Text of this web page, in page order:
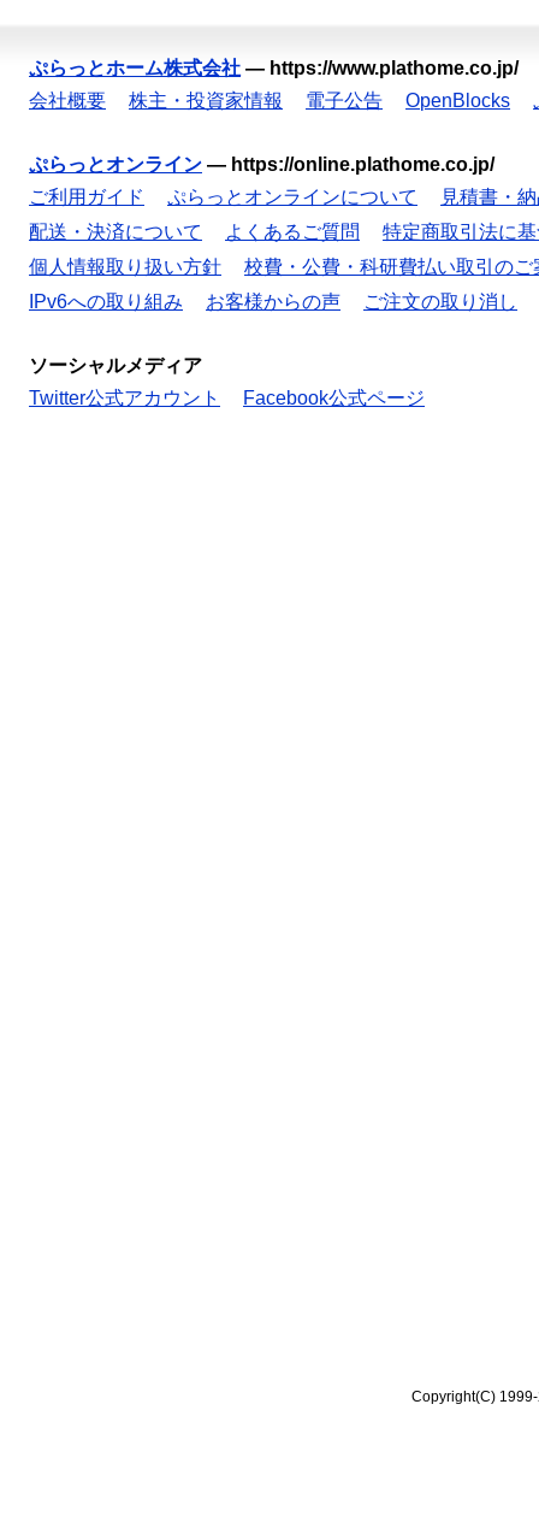
ぷらっとホーム株式会社 — https://www.plathome.co.jp/
会社概要
株主・投資家情報 電子公告 OpenBlocks
ぷらっとオンライン — https://online.plathome.co.jp/
ご利用ガイド
ぷらっとオンラインについて
見積書・
配送・決済について
よくあるご質問
特定商取引法に
個人情報取り扱い方針
校費・公費・科研費払い取引のご
IPv6への取り組み
お客様からの声 ご注文の取り消し
ソーシャルメディア
Twitter公式アカウント
Facebook公式ページ
Copyright(C)